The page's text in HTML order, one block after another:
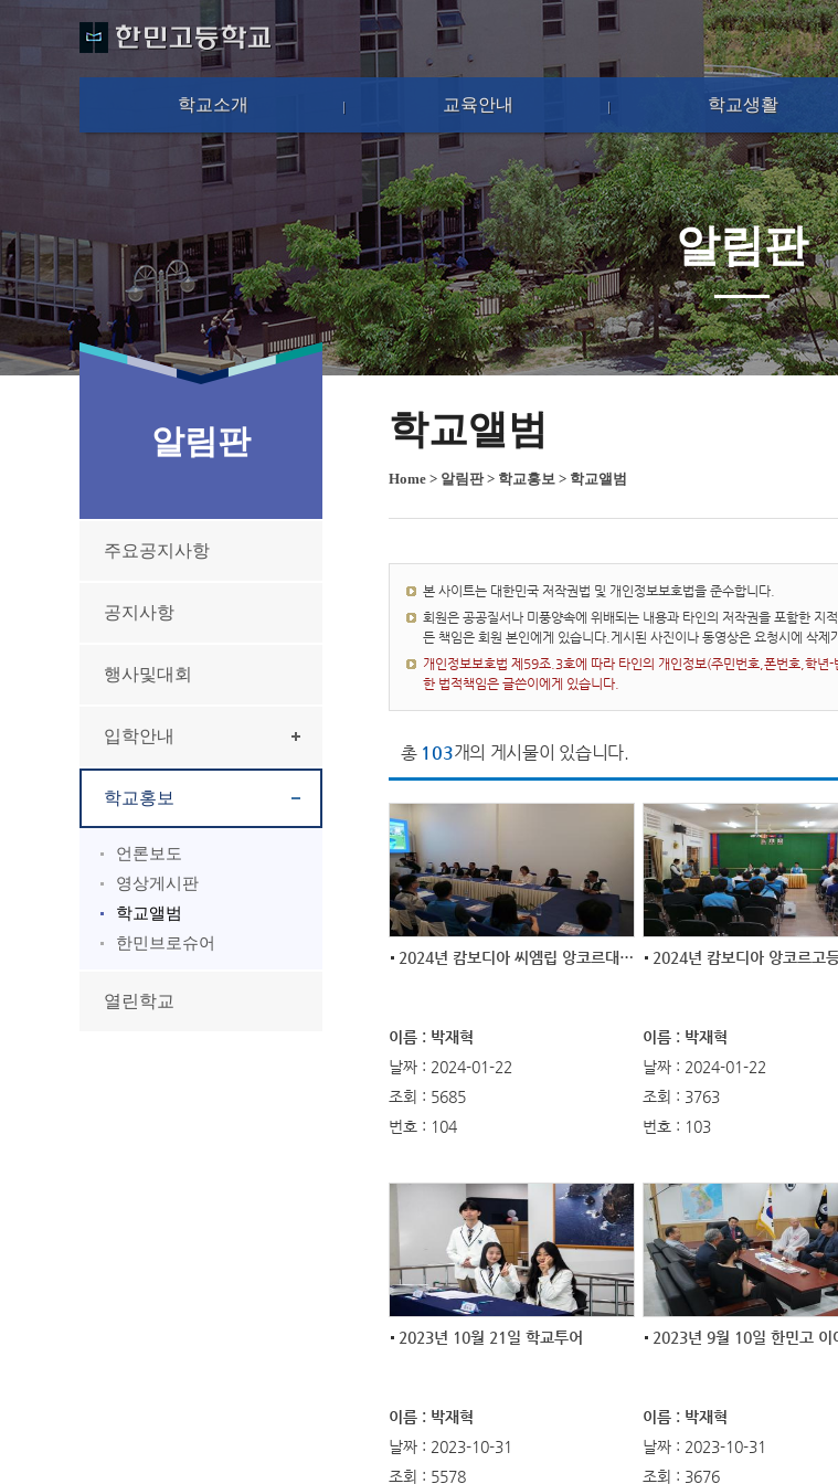
학교소개 교육안내 학교생활
알림판
알림판
주요공지사항
공지사항
행사및대회
입학안내
학교홍보
언론보도
영상게시판
학교앨범
한민브로슈어
열린학교
Home > 알림판> 학교홍보 > 학교앨범
학교앨범
본 사이트는 대한민국 저작권법 및 개인정보보호법을 준수합니다.
회원은 공공질서나 미풍양속에 위배되는 내용과 타인의 저작권을 포함한
든 책임은 회원 본인에게 있습니다.게시된 사진이나 동영상은 요청시에 삭제
개인정보보호법 제59조.3호에 따라 타인의 개인정보(주민번호,폰번호,학
한 법적책임은 글쓴이에게 있습니다.
총 103개의 게시물이 있습니다.
2024년 캄보디아 씨엠립 앙코르대학교 방문
이름 : 박재혁
날짜 : 2024-01-22
조회 : 5685
번호 : 104
이름 : 박재혁
날짜 : 2024-01-22
조회 : 3763
번호 : 103
2023년 10월 21일 학교투어
이름 : 박재혁
날짜 : 2023-10-31
조회 : 5578
이름 : 박재혁
날짜 : 2023-10-31
조회 : 3676